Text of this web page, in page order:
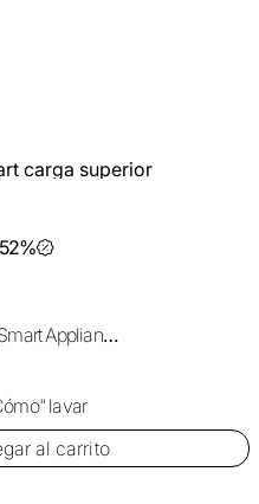
carga superior
Appliance)
lavar
al carrito